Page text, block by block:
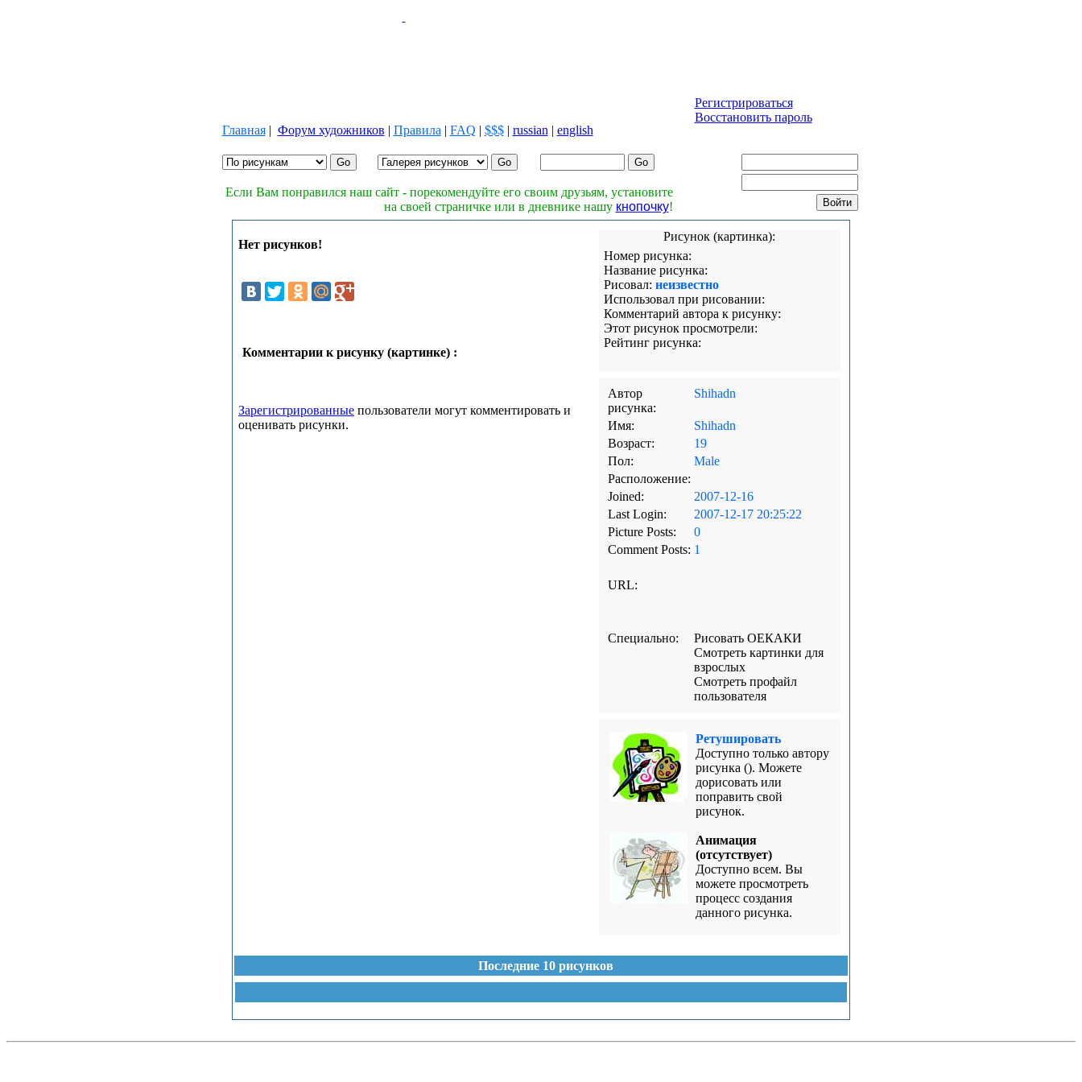
Главная| Форум художников | Правила | FAQ | $$$| russian | english
Регистрироваться
Восстановить пароль
Если Вам понравился наш сайт - порекомендуйте его своим друзьям, установите
на своей страничке или в дневнике нашу кнопочку!
Нет рисунков!
Комментарии к рисунку (картинке) :
Зарегистрированные пользователи могут комментировать и
оценивать рисунки.
Рисунок (картинка):
Номер рисунка:
Название рисунка:
Рисовал: неизвестно
Использовал при рисовании:
Комментарий автора к рисунку:
Этот рисунок просмотрели:
Рейтинг рисунка:
Автор
рисунка:
Shihadn
Имя:
Shihadn
Возраст:
19
Пол:
Male
Расположение:
Joined:
2007-12-16
Last Login:
2007-12-17 20:25:22
Picture Posts:
0
Comment Posts: 1
URL:
Специально:
Рисовать ОЕКАКИ
Смотреть картинки для
взрослых
Смотреть профайл
пользователя
Ретушировать
Доступно только автору
рисунка (). Можете
дорисовать или
поправить свой
рисунок.
Анимация
(отсутствует)
Доступно всем. Вы
можете просмотреть
процесс создания
данного рисунка.
Последние 10 рисунков